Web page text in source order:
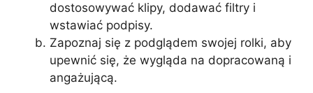
dostosowywać klipy, dodawać filtry i
wstawiać podpisy.
Zapoznaj się z podglądem swojej rolki, aby
upewnić się, że wygląda na dopracowaną i
angażującą.